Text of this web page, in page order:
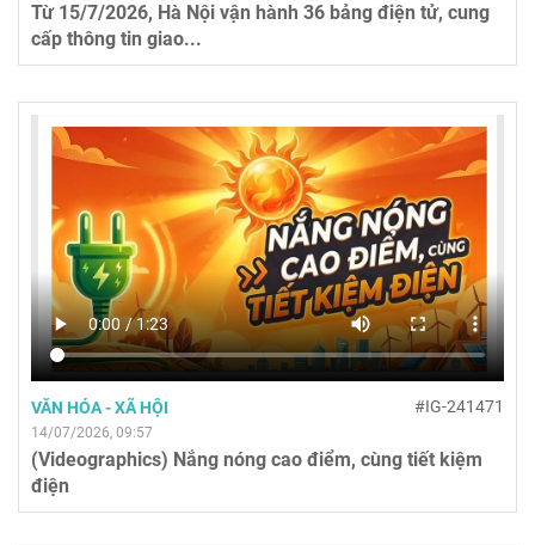
Từ 15/7/2026, Hà Nội vận hành 36 bảng điện tử, cung
cấp thông tin giao...
VĂN HÓA - XÃ HỘI #IG-241471
14/07/2026, 09:57
(Videographics) Nắng nóng cao điểm, cùng tiết kiệm
điện